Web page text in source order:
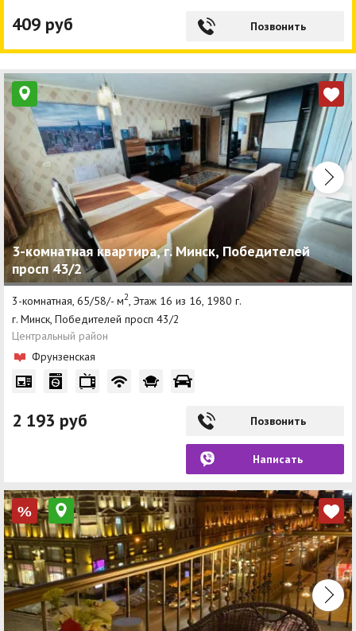
409 руб Позвонить
3-комнатная квартира, г. Минск, Победителей
просп 43/2
3-комнатная, 65/58/- м2 , Этаж 16 из 16, 1980 г.
г. Минск, Победителей просп 43/2
Центральный район
Фрунзенская
2 193 руб Позвонить
Написать
%